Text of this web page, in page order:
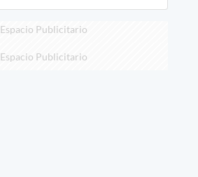
Espacio Publicitario
Espacio Publicitario